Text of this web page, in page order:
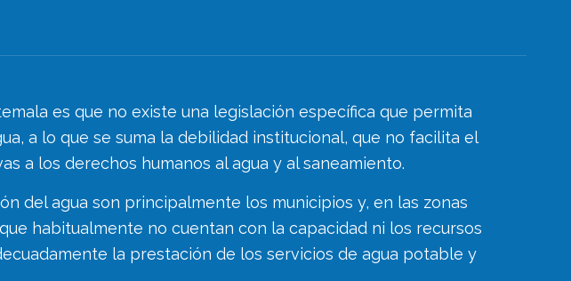
es que no existe una legislación específica que permita
a lo que se suma la debilidad institucional, que no facilita el
a los derechos humanos al agua y al saneamiento.
del agua son principalmente los municipios y, en las zonas
habitualmente no cuentan con la capacidad ni los recursos
la prestación de los servicios de agua potable y